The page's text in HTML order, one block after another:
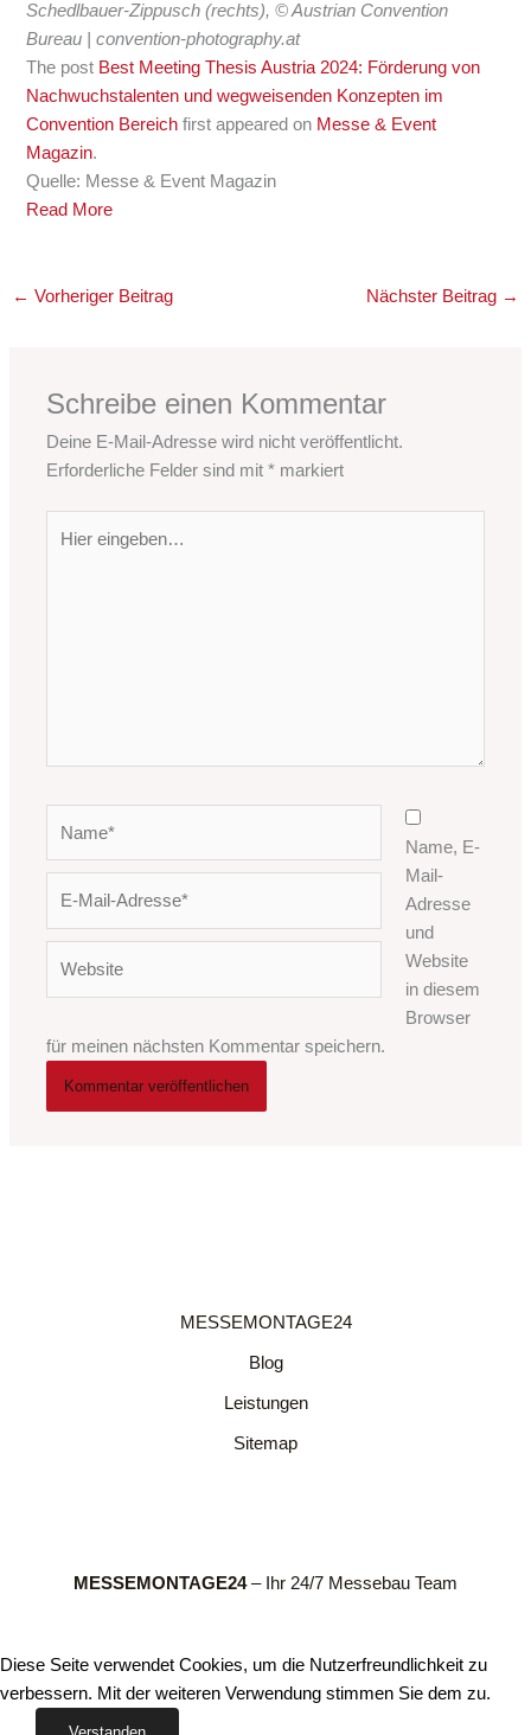
Schedlbauer-Zippusch (rechts), © Austrian Convention
Bureau | convention-photography.at
The post Best Meeting Thesis Austria 2024: Förderung von
Nachwuchstalenten und wegweisenden Konzepten im
Convention Bereich first appeared on Messe & Event
Magazin.
Quelle: Messe & Event Magazin
Read More
← Vorheriger Beitrag Nächster Beitrag →
Schreibe einen Kommentar
Deine E-Mail-Adresse wird nicht veröffentlicht.
Erforderliche Felder sind mit* markiert
eingeben…
Adresse*
Name, E-
Mail-
Adresse
und
Website
in diesem
Browser
für meinen nächsten Kommentar speichern.
MESSEMONTAGE24
Blog
Leistungen
Sitemap
MESSEMONTAGE24– Ihr 24/7 Messebau Team
Diese Seite verwendet Cookies, um die Nutzerfreundlichkeit zu
verbessern. Mit der weiteren Verwendung stimmen Sie dem zu.